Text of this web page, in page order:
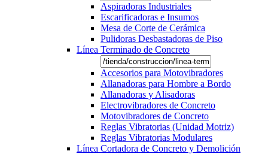
Aspiradoras Industriales
Escarificadoras e Insumos
Mesa de Corte de Cerámica
Pulidoras Desbastadoras de Piso
Línea Terminado de Concreto
Accesorios para Motovibradores
Allanadoras para Hombre a Bordo
Allanadoras y Alisadoras
Electrovibradores de Concreto
Motovibradores de Concreto
Reglas Vibratorias (Unidad Motriz)
Reglas Vibratorias Modulares
Línea Cortadora de Concreto y Demolición